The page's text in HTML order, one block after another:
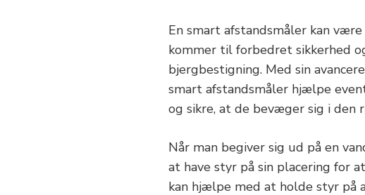
En smart afstandsmåler kan
kommer til forbedret sikkerhed
bjergbestigning. Med sin
smart afstandsmåler hjælpe
og sikre, at de bevæger sig i den
Når man begiver sig ud på en
at have styr på sin placering for
kan hjælpe med at holde styr på